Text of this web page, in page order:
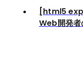
[html5
Web開発